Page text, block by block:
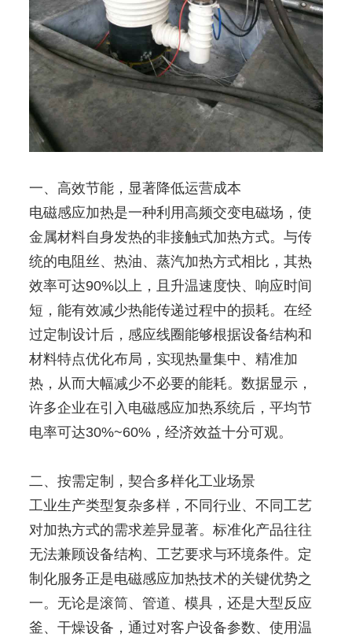
一、高效节能，显著降低运营成本
电磁感应加热是一种利用高频交变电磁场，使
金属材料自身发热的非接触式加热方式。与传
统的电阻丝、热油、蒸汽加热方式相比，其热
效率可达90%以上，且升温速度快、响应时间
短，能有效减少热能传递过程中的损耗。在经
过定制设计后，感应线圈能够根据设备结构和
材料特点优化布局，实现热量集中、精准加
热，从而大幅减少不必要的能耗。数据显示，
许多企业在引入电磁感应加热系统后，平均节
电率可达30%~60%，经济效益十分可观。
二、按需定制，契合多样化工业场景
工业生产类型复杂多样，不同行业、不同工艺
对加热方式的需求差异显著。标准化产品往往
无法兼顾设备结构、工艺要求与环境条件。定
制化服务正是电磁感应加热技术的关键优势之
一。无论是滚筒、管道、模具，还是大型反应
釜、干燥设备，通过对客户设备参数、使用温